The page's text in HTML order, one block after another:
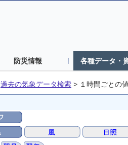
防災情報 各種データ・
過去の気象データ検索 > １時間ごとの